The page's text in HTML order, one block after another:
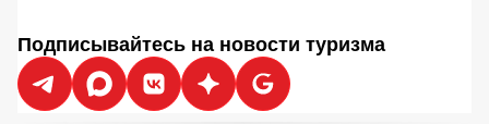
Подписывайтесь на новости туризма